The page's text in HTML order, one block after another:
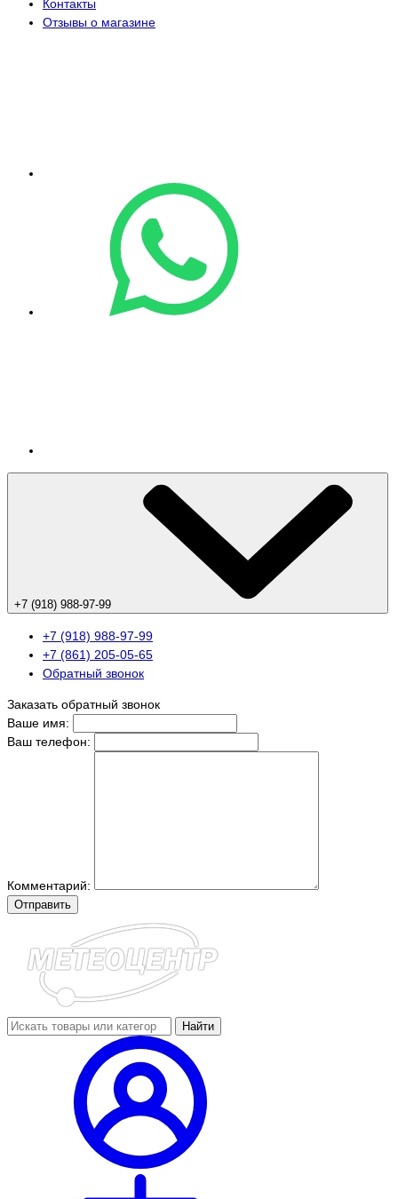
Контакты
Отзывы о магазине
+7 (918) 988-97-99
+7 (918) 988-97-99
+7 (861) 205-05-65
Обратный звонок
Заказать обратный звонок
Ваше имя:
Ваш телефон:
Комментарий:
Отправить
Найти